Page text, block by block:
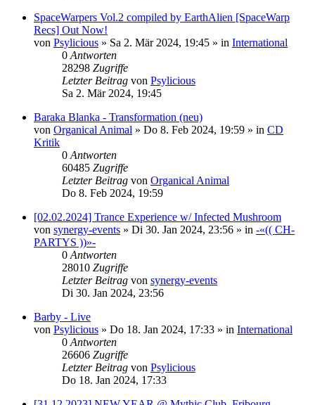
SpaceWarpers Vol.2 compiled by EarthAlien [SpaceWarp
Recs] Out Now!
von Psylicious » Sa 2. Mär 2024, 19:45 » in International
0 Antworten
28298 Zugriffe
Letzter Beitrag von Psylicious
Sa 2. Mär 2024, 19:45
Baraka Blanka - Transformation (neu)
von Organical Animal » Do 8. Feb 2024, 19:59 » in CD
Kritik
0 Antworten
60485 Zugriffe
Letzter Beitrag von Organical Animal
Do 8. Feb 2024, 19:59
[02.02.2024] Trance Experience w/ Infected Mushroom
von synergy-events » Di 30. Jan 2024, 23:56 » in -«(( CH-
PARTYS ))»-
0 Antworten
28010 Zugriffe
Letzter Beitrag von synergy-events
Di 30. Jan 2024, 23:56
Barby - Live
von Psylicious » Do 18. Jan 2024, 17:33 » in International
0 Antworten
26606 Zugriffe
Letzter Beitrag von Psylicious
Do 18. Jan 2024, 17:33